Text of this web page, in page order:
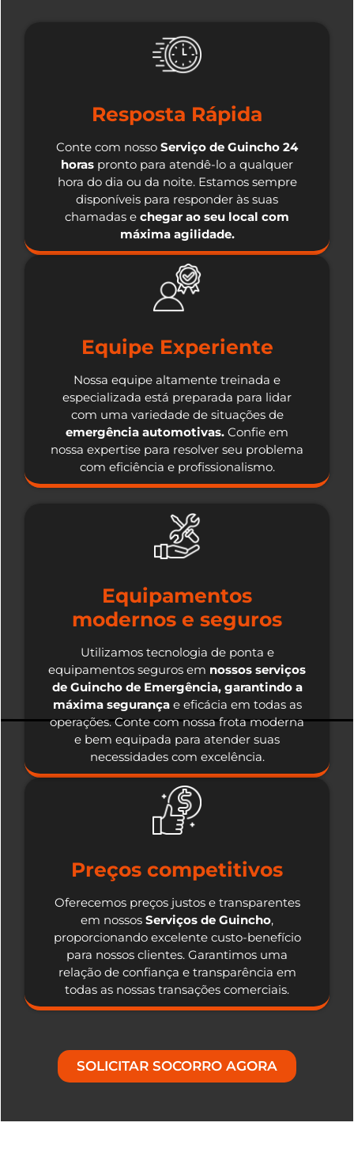
Resposta Rápida
Conte com nosso Serviço de Guincho 24
horas pronto para atendê-lo a qualquer
hora do dia ou da noite. Estamos sempre
disponíveis para responder às suas
chamadas e chegar ao seu local com
máxima agilidade.
Equipe Experiente
Nossa equipe altamente treinada e
especializada está preparada para lidar
com uma variedade de situações de
emergência automotivas. Confie em
nossa expertise para resolver seu problema
com eficiência e profissionalismo.
Equipamentos
modernos e seguros
Utilizamos tecnologia de ponta e
equipamentos seguros em nossos serviços
de Guincho de Emergência, garantindo a
máxima segurançae eficácia em todas as
operações. Conte com nossa frota moderna
e bem equipada para atender suas
necessidades com excelência.
Preços competitivos
Oferecemos preços justos e transparentes
em nossos Serviços de Guincho,
proporcionando excelente custo-benefício
para nossos clientes. Garantimos uma
relação de confiança e transparência em
todas as nossas transações comerciais.
SOLICITAR SOCORRO AGORA